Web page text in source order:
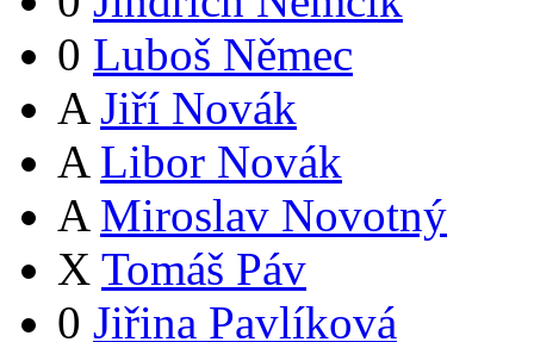
0 Luboš Němec
A Jiří Novák
A Libor Novák
A Miroslav Novotný
X Tomáš Páv
0 Jiřina Pavlíková